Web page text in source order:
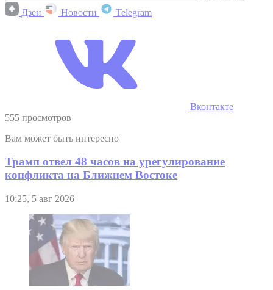
Дзен Новости Telegram
Вконтакте
555 просмотров
Вам может быть интересно
Трамп отвел 48 часов на урегулирование
конфликта на Ближнем Востоке
10:25, 5 авг 2026